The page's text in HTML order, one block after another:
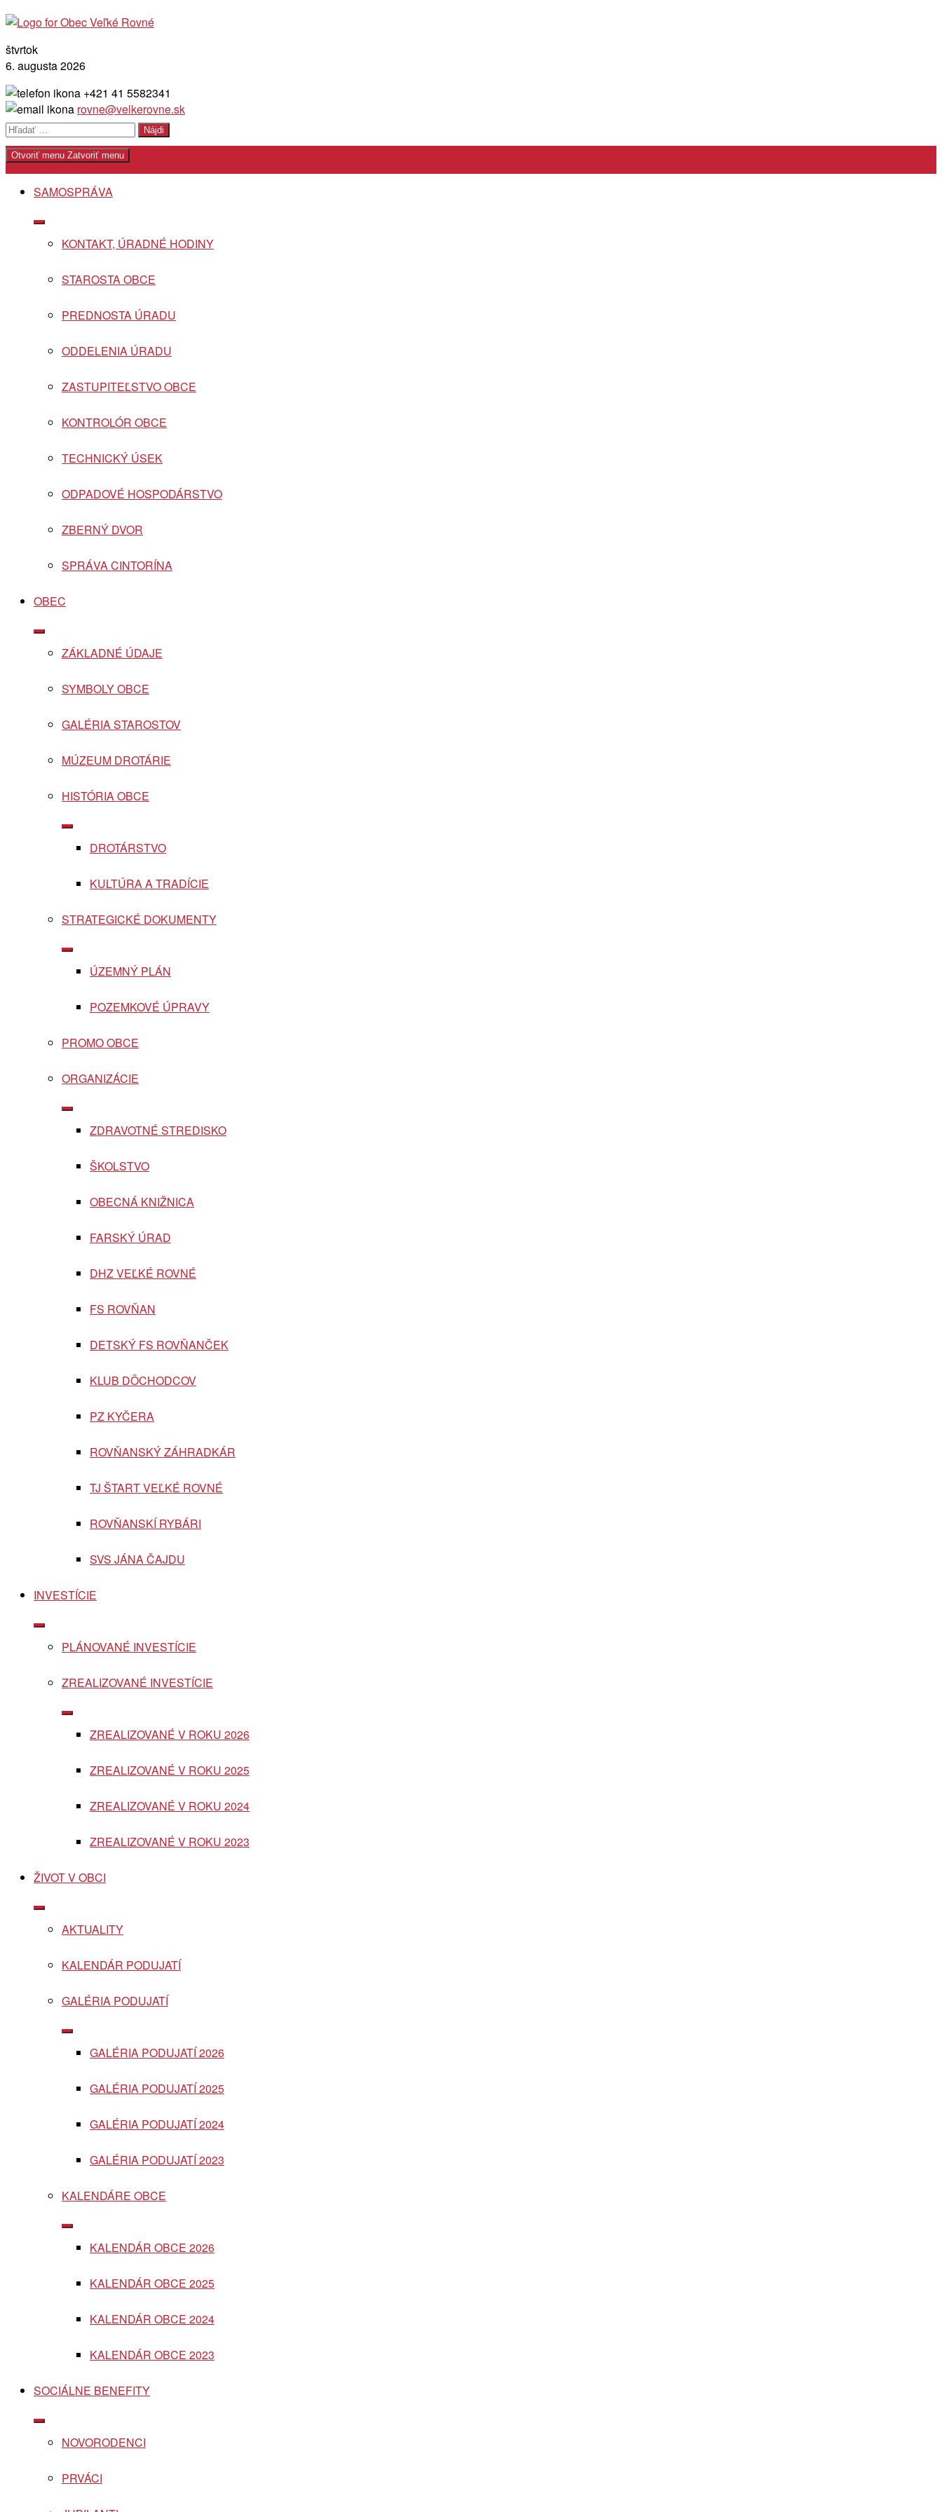
Skip
to
content
štvrtok
6. augusta 2026
+421 41 5582341
rovne@velkerovne.sk
Hľadať:
Otvoriť menu Zatvoriť menu
SAMOSPRÁVA
Show
menu
KONTAKT, ÚRADNÉ HODINY
STAROSTA OBCE
PREDNOSTA ÚRADU
ODDELENIA ÚRADU
ZASTUPITEĽSTVO OBCE
KONTROLÓR OBCE
TECHNICKÝ ÚSEK
ODPADOVÉ HOSPODÁRSTVO
ZBERNÝ DVOR
SPRÁVA CINTORÍNA
OBEC
Show
menu ZÁKLADNÉ ÚDAJE
SYMBOLY OBCE
GALÉRIA STAROSTOV
MÚZEUM DROTÁRIE
HISTÓRIA OBCE
Show
menu
DROTÁRSTVO
KULTÚRA A TRADÍCIE
STRATEGICKÉ DOKUMENTY
Show
menu
ÚZEMNÝ PLÁN
POZEMKOVÉ ÚPRAVY
PROMO OBCE
ORGANIZÁCIE
Show
menu ZDRAVOTNÉ STREDISKO
ŠKOLSTVO
OBECNÁ KNIŽNICA
FARSKÝ ÚRAD
DHZ VEĽKÉ ROVNÉ
FS ROVŇAN
DETSKÝ FS ROVŇANČEK
KLUB DÔCHODCOV
PZ KYČERA
ROVŇANSKÝ ZÁHRADKÁR
TJ ŠTART VEĽKÉ ROVNÉ
ROVŇANSKÍ RYBÁRI
SVS JÁNA ČAJDU
INVESTÍCIE
Show
menu
PLÁNOVANÉ INVESTÍCIE
ZREALIZOVANÉ INVESTÍCIE
Show
menu ZREALIZOVANÉ V ROKU 2026
ZREALIZOVANÉ V ROKU 2025
ZREALIZOVANÉ V ROKU 2024
ZREALIZOVANÉ V ROKU 2023
ŽIVOT V OBCI
Show
menu AKTUALITY
KALENDÁR PODUJATÍ
GALÉRIA PODUJATÍ
Show
menu GALÉRIA PODUJATÍ 2026
GALÉRIA PODUJATÍ 2025
GALÉRIA PODUJATÍ 2024
GALÉRIA PODUJATÍ 2023
KALENDÁRE OBCE
Show
menu
KALENDÁR OBCE 2026
KALENDÁR OBCE 2025
KALENDÁR OBCE 2024
KALENDÁR OBCE 2023
SOCIÁLNE BENEFITY
Show
menu
NOVORODENCI
PRVÁCI